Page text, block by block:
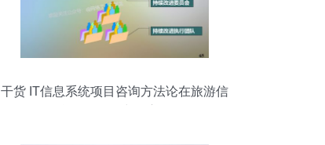
干货 IT信息系统项目咨询方法论在旅游信